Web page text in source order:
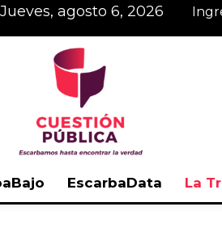
jueves, agosto 6, 2026
EscarbaData La